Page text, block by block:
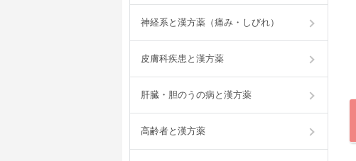
神経系と漢方薬（痛み・しびれ）
皮膚科疾患と漢方薬
肝臓・胆のうの病と漢方薬
高齢者と漢方薬